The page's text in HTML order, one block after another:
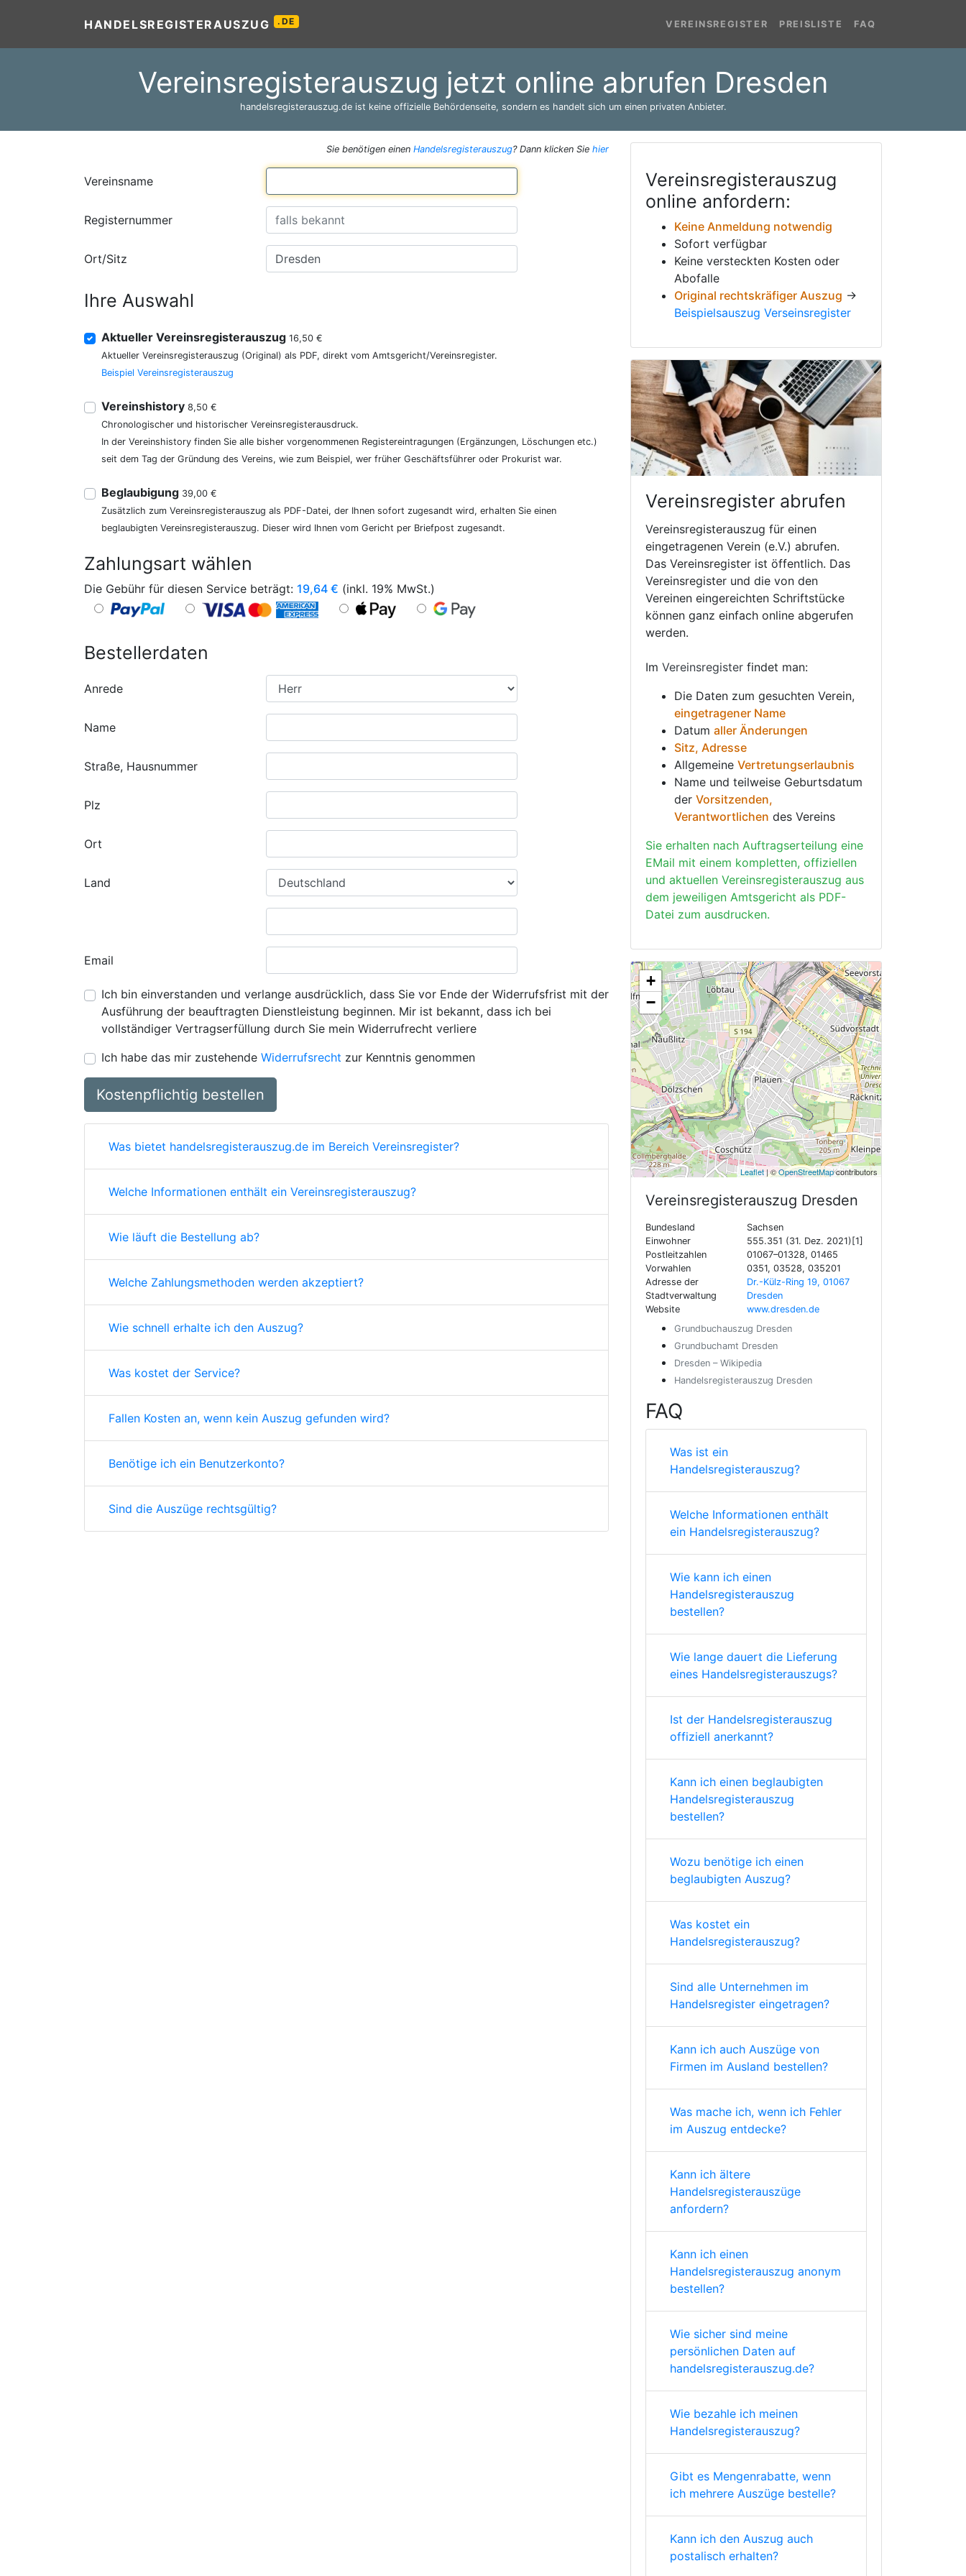
HANDELSREGISTERAUSZUG .DE VEREINSREGISTER PREISLISTE FAQ
Vereinsregisterauszug jetzt online abrufen Dresden
handelsregisterauszug.de ist keine offizielle Behördenseite, sondern es handelt sich um einen privaten Anbieter.
Sie benötigen einen Handelsregisterauszug? Dann klicken Sie hier
Vereinsname
Registernummer
Ort/Sitz
Ihre Auswahl
Aktueller Vereinsregisterauszug 16,50 €
Aktueller Vereinsregisterauszug (Original) als PDF, direkt vom Amtsgericht/Vereinsregister.
Beispiel Vereinsregisterauszug
Vereinshistory 8,50 €
Chronologischer und historischer Vereinsregisterausdruck.
In der Vereinshistory finden Sie alle bisher vorgenommenen Registereintragungen (Ergänzungen, Löschungen etc.)
seit dem Tag der Gründung des Vereins, wie zum Beispiel, wer früher Geschäftsführer oder Prokurist war.
Beglaubigung 39,00 €
Zusätzlich zum Vereinsregisterauszug als PDF-Datei, der Ihnen sofort zugesandt wird, erhalten Sie einen
beglaubigten Vereinsregisterauszug. Dieser wird Ihnen vom Gericht per Briefpost zugesandt.
Zahlungsart wählen
Die Gebühr für diesen Service beträgt: 19,64 € (inkl. 19% MwSt.)
Bestellerdaten
Anrede
Name
Straße, Hausnummer
Plz
Ort
Land
Email
Ich bin einverstanden und verlange ausdrücklich, dass Sie vor Ende der Widerrufsfrist mit der
Ausführung der beauftragten Dienstleistung beginnen. Mir ist bekannt, dass ich bei
vollständiger Vertragserfüllung durch Sie mein Widerrufrecht verliere
Ich habe das mir zustehende Widerrufsrecht zur Kenntnis genommen
Kostenpflichtig bestellen
Was bietet handelsregisterauszug.de im Bereich Vereinsregister?
Welche Informationen enthält ein Vereinsregisterauszug?
Wie läuft die Bestellung ab?
Welche Zahlungsmethoden werden akzeptiert?
Wie schnell erhalte ich den Auszug?
Was kostet der Service?
Fallen Kosten an, wenn kein Auszug gefunden wird?
Benötige ich ein Benutzerkonto?
Sind die Auszüge rechtsgültig?
Vereinsregisterauszug
online anfordern:
Keine Anmeldung notwendig
Sofort verfügbar
Keine versteckten Kosten oder
Abofalle
Original rechtskräfiger Auszug →
Beispielsauszug Verseinsregister
Vereinsregister abrufen
Vereinsregisterauszug für einen
eingetragenen Verein (e.V.) abrufen.
Das Vereinsregister ist öffentlich. Das
Vereinsregister und die von den
Vereinen eingereichten Schriftstücke
können ganz einfach online abgerufen
werden.
Im Vereinsregister findet man:
Die Daten zum gesuchten Verein,
eingetragener Name
Datum aller Änderungen
Sitz, Adresse
Allgemeine Vertretungserlaubnis
Name und teilweise Geburtsdatum
der Vorsitzenden,
Verantwortlichen des Vereins
Sie erhalten nach Auftragserteilung eine
EMail mit einem kompletten, offiziellen
und aktuellen Vereinsregisterauszug aus
dem jeweiligen Amtsgericht als PDF-
Datei zum ausdrucken.
+
−
Leaflet| ©OpenStreetMapcontributors
Vereinsregisterauszug Dresden
Bundesland
Sachsen
Einwohner
555.351 (31. Dez. 2021)[1]
Postleitzahlen
01067–01328, 01465
Vorwahlen
0351, 03528, 035201
Adresse der
Stadtverwaltung
Dr.-Külz-Ring 19, 01067
Dresden
Website
www.dresden.de
Grundbuchauszug Dresden
Grundbuchamt Dresden
Dresden – Wikipedia
Handelsregisterauszug Dresden
FAQ
Was ist ein
Handelsregisterauszug?
Welche Informationen enthält
ein Handelsregisterauszug?
Wie kann ich einen
Handelsregisterauszug
bestellen?
Wie lange dauert die Lieferung
eines Handelsregisterauszugs?
Ist der Handelsregisterauszug
offiziell anerkannt?
Kann ich einen beglaubigten
Handelsregisterauszug
bestellen?
Wozu benötige ich einen
beglaubigten Auszug?
Was kostet ein
Handelsregisterauszug?
Sind alle Unternehmen im
Handelsregister eingetragen?
Kann ich auch Auszüge von
Firmen im Ausland bestellen?
Was mache ich, wenn ich Fehler
im Auszug entdecke?
Kann ich ältere
Handelsregisterauszüge
anfordern?
Kann ich einen
Handelsregisterauszug anonym
bestellen?
Wie sicher sind meine
persönlichen Daten auf
handelsregisterauszug.de?
Wie bezahle ich meinen
Handelsregisterauszug?
Gibt es Mengenrabatte, wenn
ich mehrere Auszüge bestelle?
Kann ich den Auszug auch
postalisch erhalten?